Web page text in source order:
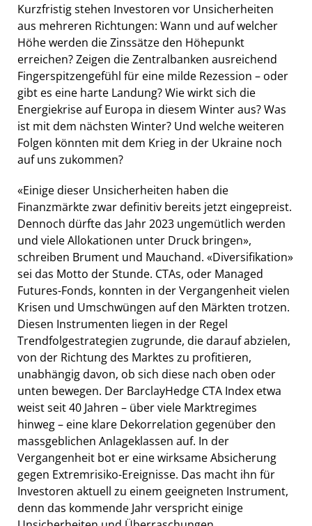
Kurzfristig stehen Investoren vor Unsicherheiten
aus mehreren Richtungen: Wann und auf welcher
Höhe werden die Zinssätze den Höhepunkt
erreichen? Zeigen die Zentralbanken ausreichend
Fingerspitzengefühl für eine milde Rezession – oder
gibt es eine harte Landung? Wie wirkt sich die
Energiekrise auf Europa in diesem Winter aus? Was
ist mit dem nächsten Winter? Und welche weiteren
Folgen könnten mit dem Krieg in der Ukraine noch
auf uns zukommen?
«Einige dieser Unsicherheiten haben die
Finanzmärkte zwar definitiv bereits jetzt eingepreist.
Dennoch dürfte das Jahr 2023 ungemütlich werden
und viele Allokationen unter Druck bringen»,
schreiben Brument und Mauchand. «Diversifikation»
sei das Motto der Stunde. CTAs, oder Managed
Futures-Fonds, konnten in der Vergangenheit vielen
Krisen und Umschwüngen auf den Märkten trotzen.
Diesen Instrumenten liegen in der Regel
Trendfolgestrategien zugrunde, die darauf abzielen,
von der Richtung des Marktes zu profitieren,
unabhängig davon, ob sich diese nach oben oder
unten bewegen. Der BarclayHedge CTA Index etwa
weist seit 40 Jahren – über viele Marktregimes
hinweg – eine klare Dekorrelation gegenüber den
massgeblichen Anlageklassen auf. In der
Vergangenheit bot er eine wirksame Absicherung
gegen Extremrisiko-Ereignisse. Das macht ihn für
Investoren aktuell zu einem geeigneten Instrument,
denn das kommende Jahr verspricht einige